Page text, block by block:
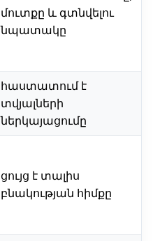
մուտքը և գտնվելու
նպատակը
հաստատում է
տվյալների
ներկայացումը
ցույց է տալիս
բնակության հիմքը